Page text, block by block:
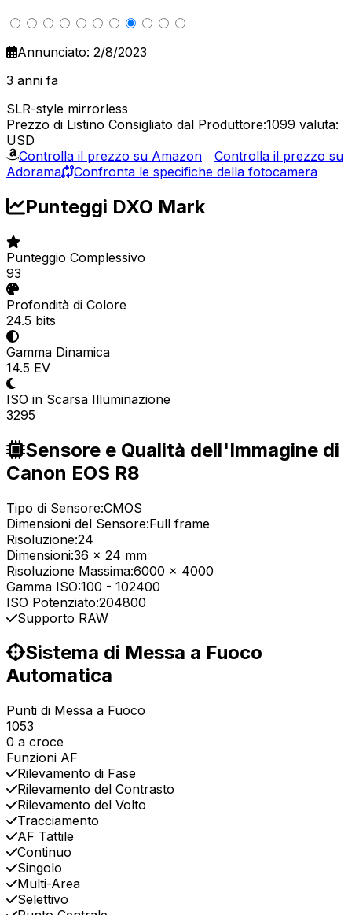
Annunciato: 2/8/2023
3 anni fa
SLR-style mirrorless
Prezzo di Listino Consigliato dal Produttore:1099 valuta:
USD
Controlla il prezzo su Amazon
Controlla il prezzo su
Adorama
Confronta le specifiche della fotocamera
Punteggi DXO Mark
Punteggio Complessivo
93
Profondità di Colore
24.5 bits
Gamma Dinamica
14.5 EV
ISO in Scarsa Illuminazione
3295
Sensore e Qualità dell'Immagine di
Canon EOS R8
Tipo di Sensore:CMOS
Dimensioni del Sensore:Full frame
Risoluzione:24
Dimensioni:36 x 24 mm
Risoluzione Massima:6000 x 4000
Gamma ISO:100 - 102400
ISO Potenziato:204800
Supporto RAW
Sistema di Messa a Fuoco
Automatica
Punti di Messa a Fuoco
1053
0 a croce
Funzioni AF
Rilevamento di Fase
Rilevamento del Contrasto
Rilevamento del Volto
Tracciamento
AF Tattile
Continuo
Singolo
Multi-Area
Selettivo